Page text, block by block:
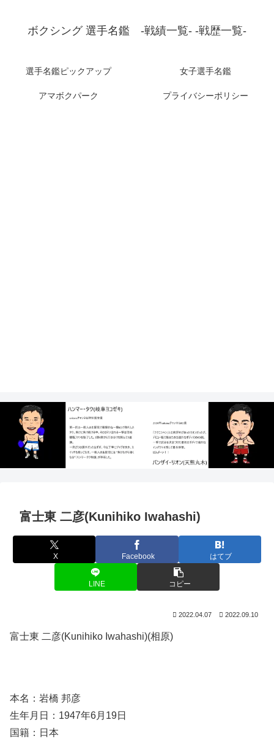
ボクシング 選手名鑑 -戦績一覧- -戦歴一覧-
選手名鑑ピックアップ 女子選手名鑑
アマボクパーク プライバシーポリシー
富士東 二彦(Kunihiko Iwahashi)
X Facebook はてブ
LINE コピー
2022.04.07 2022.09.10
富士東 二彦(Kunihiko Iwahashi)(相原)
本名：岩橋 邦彦
生年月日：1947年6月19日
国籍：日本